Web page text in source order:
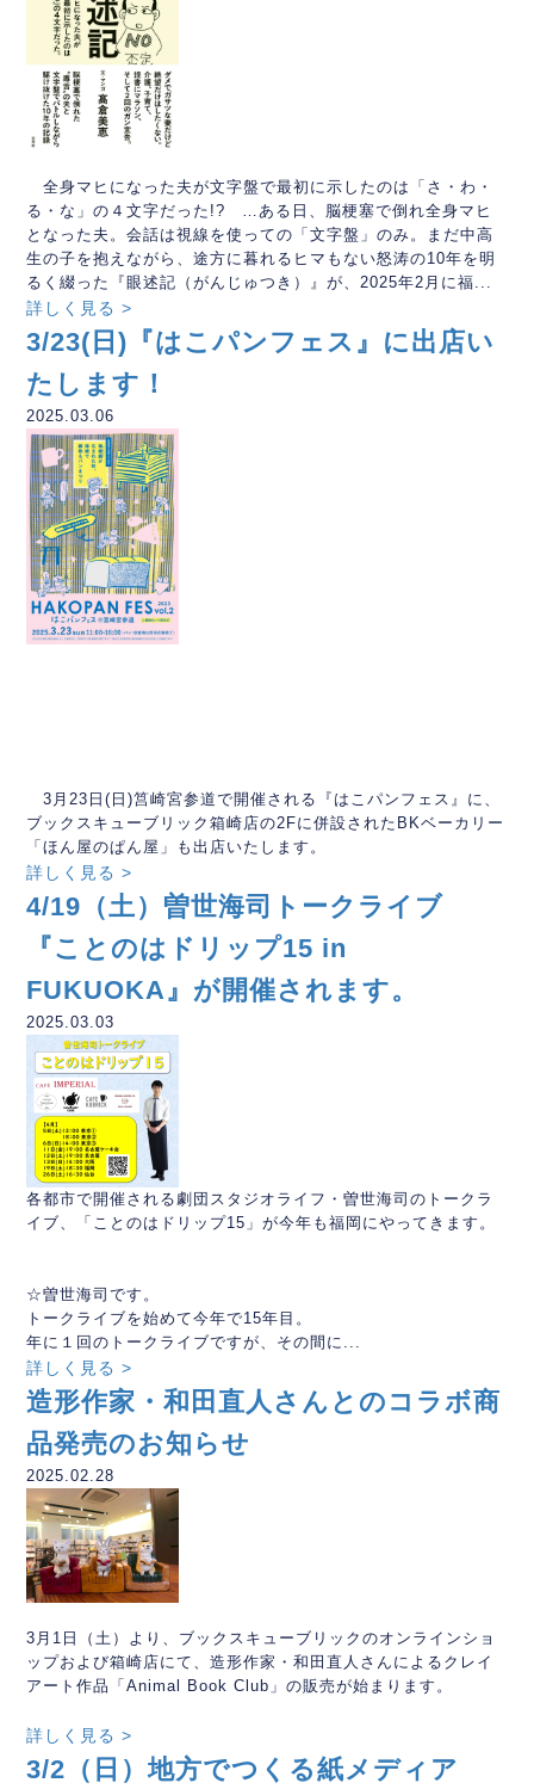
全身マヒになった夫が文字盤で最初に示したのは「さ・わ・
る・な」の４文字だった!? …ある日、脳梗塞で倒れ全身マヒ
となった夫。会話は視線を使っての「文字盤」のみ。まだ中高
生の子を抱えながら、途方に暮れるヒマもない怒涛の10年を明
るく綴った『眼述記（がんじゅつき）』が、2025年2月に福...
詳しく見る >
3/23(日)『はこパンフェス』に出店い
たします！
2025.03.06
3月23日(日)筥崎宮参道で開催される『はこパンフェス』に、
ブックスキューブリック箱崎店の2Fに併設されたBKベーカリー
「ほん屋のぱん屋」も出店いたします。
詳しく見る >
4/19（土）曽世海司トークライブ
『ことのはドリップ15 in
FUKUOKA』が開催されます。
2025.03.03
各都市で開催される劇団スタジオライフ・曽世海司のトークラ
イブ、「ことのはドリップ15」が今年も福岡にやってきます。
☆曽世海司です。
トークライブを始めて今年で15年目。
年に１回のトークライブですが、その間に...
詳しく見る >
造形作家・和田直人さんとのコラボ商
品発売のお知らせ
2025.02.28
3月1日（土）より、ブックスキューブリックのオンラインショ
ップおよび箱崎店にて、造形作家・和田直人さんによるクレイ
アート作品「Animal Book Club」の販売が始まります。
詳しく見る >
3/2（日）地方でつくる紙メディア